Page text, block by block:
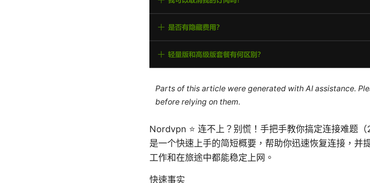
Parts of this article were generated with AI assistance.
before relying on them.
Nordvpn ⭐ 连不上？别慌！手把手教你搞定连接难题
是一个快速上手的简短概要，帮助你迅速恢复连接，并
工作和在旅途中都能稳定上网。
快速事实